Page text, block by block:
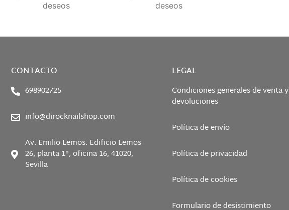
deseos
deseos
CONTACTO
698902725
info@dirocknailshop.com
Av. Emilio Lemos. Edificio Lemos
26, planta 1°, oficina 16, 41020,
Sevilla
LEGAL
Condiciones generales de venta y
devoluciones
Política de envío
Política de privacidad
Política de cookies
Formulario de desistimiento